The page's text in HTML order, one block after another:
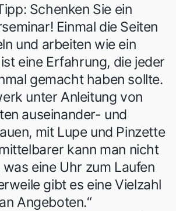
Schenken Sie ein
Einmal die Seiten
und arbeiten wie ein
eine Erfahrung, die jeder
gemacht haben sollte.
unter Anleitung von
auseinander- und
mit Lupe und Pinzette
kann man nicht
eine Uhr zum Laufen
gibt es eine Vielzahl
an Angeboten.“